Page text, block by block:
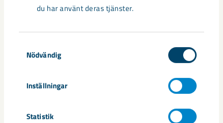
du har använt deras tjänster.
Nödvändig
Inställningar
Statistik
Så kan humanoida robotar öka
säkerheten i framtidens gruva
Utvecklingen av humanoida robotar, människoliknande
robotar med armar och ben, går snabbt. I takt med att